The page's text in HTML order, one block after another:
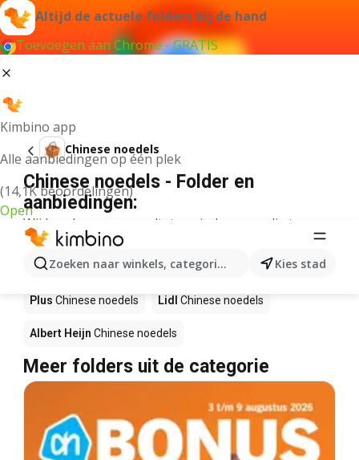
Altijd de actuele folders bij de hand
Toevoegen aan Chrome - GRATIS
Kimbino app
Alle aanbiedingen op één plek
(14,1K beoordelingen)
Open
Zoeken naar winkels, categorieën, producten...
Kies stad
Chinese noedels
Chinese noedels - Folder en
aanbiedingen:
Wij konden geen resultaten vinden voor die term.
Chinese noedels in actie – Waar te
koop?
Plus Chinese noedels Lidl Chinese noedels
Albert Heijn Chinese noedels
Meer folders uit de categorie